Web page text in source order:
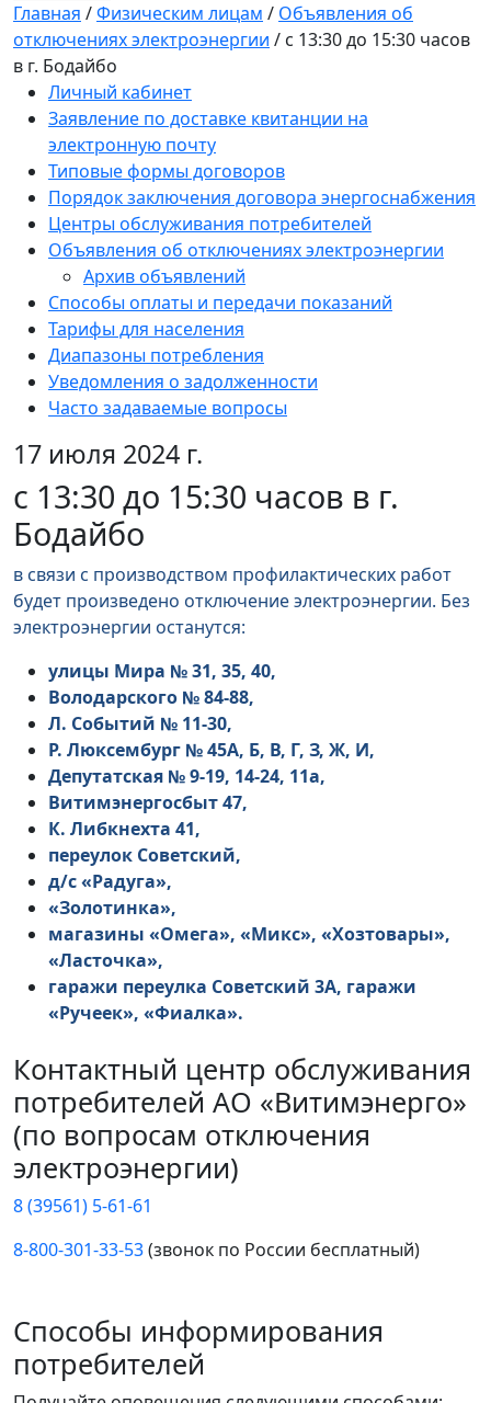
Главная /Физическим лицам / Объявления об
отключениях электроэнергии / с 13:30 до 15:30 часов
в г. Бодайбо
Личный кабинет
Заявление по доставке квитанции на
электронную почту
Типовые формы договоров
Порядок заключения договора энергоснабжения
Центры обслуживания потребителей
Объявления об отключениях электроэнергии
Архив объявлений
Способы оплаты и передачи показаний
Тарифы для населения
Диапазоны потребления
Уведомления о задолженности
Часто задаваемые вопросы
17 июля 2024 г.
с 13:30 до 15:30 часов в г.
Бодайбо
в связи с производством профилактических работ
будет произведено отключение электроэнергии. Без
электроэнергии останутся:
улицы Мира № 31, 35, 40,
Володарского № 84-88,
Л. Событий № 11-30,
Р. Люксембург № 45А, Б, В, Г, З, Ж, И,
Депутатская № 9-19, 14-24, 11а,
Витимэнергосбыт 47,
К. Либкнехта 41,
переулок Советский,
д/с «Радуга»,
«Золотинка»,
магазины «Омега», «Микс», «Хозтовары»,
«Ласточка»,
гаражи переулка Советский 3А, гаражи
«Ручеек», «Фиалка».
Контактный центр обслуживания
потребителей АО «Витимэнерго»
(по вопросам отключения
электроэнергии)
8 (39561) 5-61-61
8-800-301-33-53(звонок по России бесплатный)
Способы информирования
потребителей